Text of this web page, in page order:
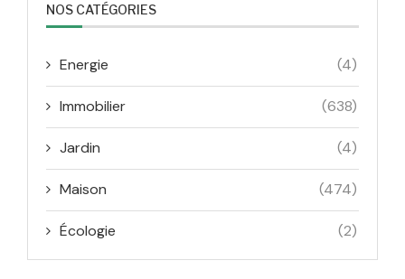
NOS CATÉGORIES
Energie (4)
Immobilier (638)
Jardin (4)
Maison (474)
Écologie (2)